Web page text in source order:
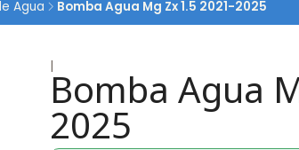
Agua Bomba Agua Mg Zx 1.5 2021-2025
|Bomba Agua
2025